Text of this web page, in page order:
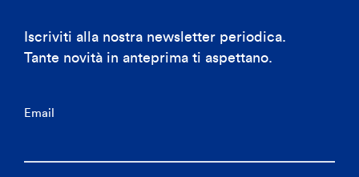
Iscriviti alla nostra newsletter periodica.
Tante novità in anteprima ti aspettano.
Email